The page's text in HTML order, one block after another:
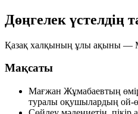
Дөңгелек үстелдің
Қазақ халқының ұлы ақыны —
Мақсаты
Мағжан Жұмабаевтың
туралы оқушылардың ой-